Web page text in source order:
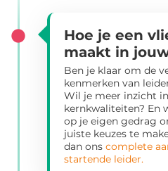
Hoe je een
maakt in
Ben je klaar om de
kenmerken van
Wil je meer inzicht
kernkwaliteiten? En
op je eigen gedrag
juiste keuzes te
dan ons complete
startende leider.